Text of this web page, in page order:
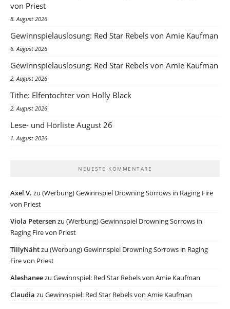
von Priest
8. August 2026
Gewinnspielauslosung: Red Star Rebels von Amie Kaufman
6. August 2026
Gewinnspielauslosung: Red Star Rebels von Amie Kaufman
2. August 2026
Tithe: Elfentochter von Holly Black
2. August 2026
Lese- und Hörliste August 26
1. August 2026
NEUESTE KOMMENTARE
Axel V. zu (Werbung) Gewinnspiel Drowning Sorrows in Raging Fire
von Priest
Viola Petersenzu (Werbung) Gewinnspiel Drowning Sorrows in
Raging Fire von Priest
TillyNähtzu (Werbung) Gewinnspiel Drowning Sorrows in Raging
Fire von Priest
Aleshaneezu Gewinnspiel: Red Star Rebels von Amie Kaufman
Claudia zu Gewinnspiel: Red Star Rebels von Amie Kaufman